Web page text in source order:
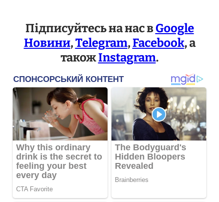
Підписуйтесь на нас вGoogle
Новини,Telegram,Facebook, а
такожInstagram.